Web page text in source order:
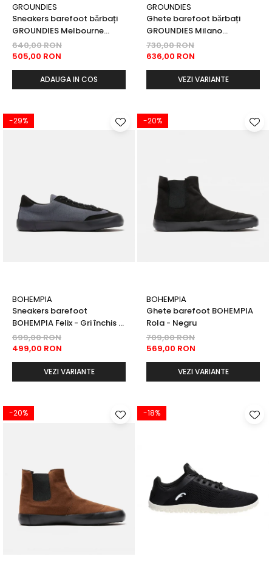
GROUNDIES
Sneakers barefoot bǎrbați
GROUNDIES Melbourne
Barefoot+ - Negru
(wide/lat)
640,00 RON
505,00 RON
ADAUGA IN COS
GROUNDIES
Ghete barefoot bǎrbați
GROUNDIES Milano
Barefoot+ - Negru
(wide/lat)
730,00 RON
636,00 RON
VEZI VARIANTE
-29%
BOHEMPIA
Sneakers barefoot
BOHEMPIA Felix - Gri închis /
Negru
699,00 RON
499,00 RON
VEZI VARIANTE
-20%
BOHEMPIA
Ghete barefoot BOHEMPIA
Rola - Negru
709,00 RON
569,00 RON
VEZI VARIANTE
-20% -18%